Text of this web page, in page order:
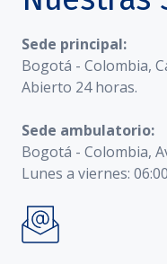
Sede principal:
Bogotá - Colombia,
Abierto 24 horas.
Sede ambulatorio:
Bogotá - Colombia,
Lunes a viernes: